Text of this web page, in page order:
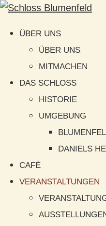
ÜBER UNS
ÜBER UNS
MITMACHEN
DAS SCHLOSS
HISTORIE
UMGEBUNG
DANIELS
CAFÉ
VERANSTALTUNGEN